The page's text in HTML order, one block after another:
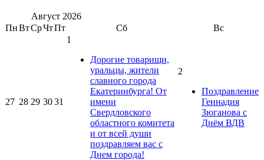
Август 2026
ПнВтСрЧтПт Сб Вс
27 28 29 3031
1
Дорогие товарищи,
уральцы, жители
славного города
Екатеринбурга! От
имени
Свердловского
областного комитета
и от всей души
поздравляем вас с
Днем города!
2
Поздравление
Геннадия
Зюганова с
Днём ВДВ